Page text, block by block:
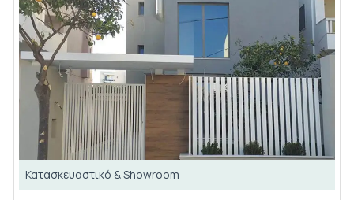
Κατασκευαστικό & Showroom